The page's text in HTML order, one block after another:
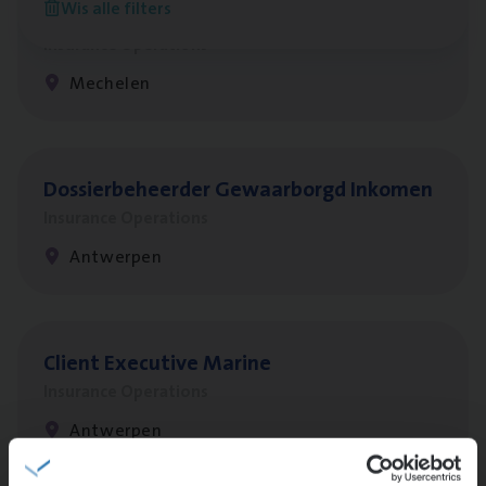
Wis alle filters
re­da Huys­mans — Mechelen
Mechelen
Dos­sier­be­heer­der Gewaar­borgd Inkomen
Antwerpen
Client Exe­cu­ti­ve Marine
Antwerpen